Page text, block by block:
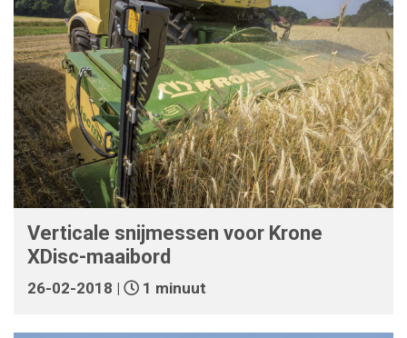
Verticale snijmessen voor Krone
XDisc-maaibord
26-02-2018 | 1 minuut